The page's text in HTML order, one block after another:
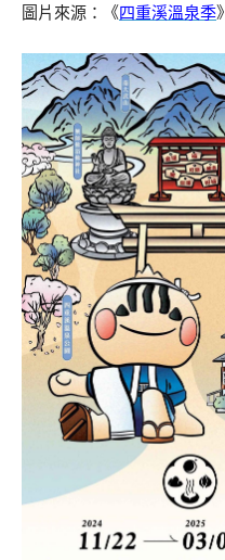
圖片來源：《四重溪溫泉季》